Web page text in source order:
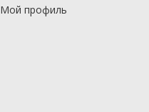
Мой профиль